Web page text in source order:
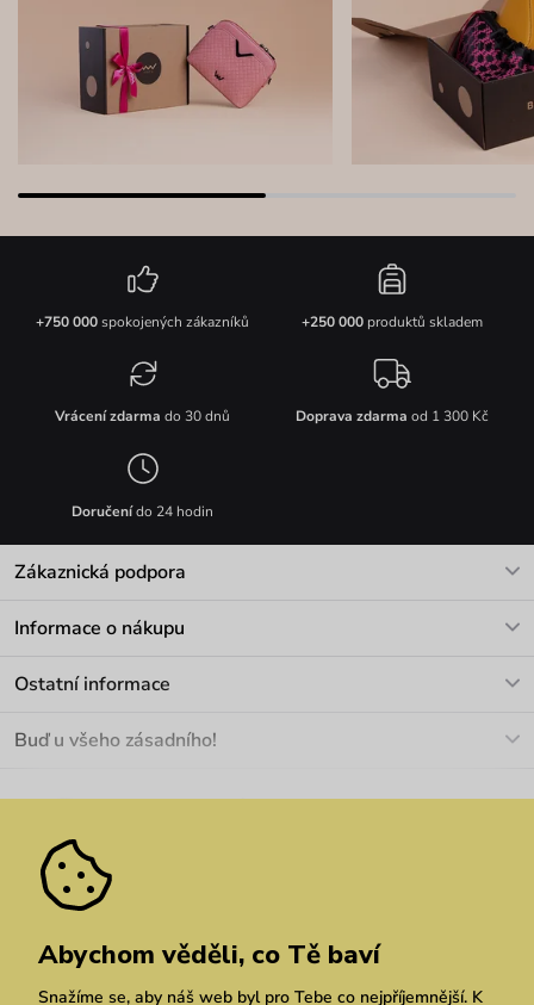
+750 000spokojených zákazníků +250 000produktů skladem
Vrácení zdarma do 30 dnů Doprava zdarma od 1 300 Kč
Doručenído 24 hodin
Zákaznická podpora
Informace o nákupu
Materiály a údržba
Pozáruční opravy
Ostatní informace
Velkoobchod
We Care
Dárkové poukazy
Vuchlook
Prodejny
Praha Brno Chrudim
Buď u všeho zásadního!
Zásady ochrany osobních údajů
Abychom věděli, co Tě baví
Snažíme se, aby náš web byl pro Tebe co nejpříjemnější. K